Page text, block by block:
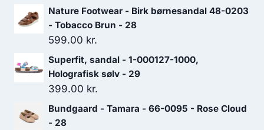
899.00 kr..
oprindelige
pris
699.00 kr..
aktuelle
489.30 kr..
Nature Footwear - Birk børnesandal 48-0203
- Tobacco Brun - 28
599.00 kr.
Superfit, sandal - 1-000127-1000,
Holografisk sølv - 29
399.00 kr.
Bundgaard - Tamara - 66-0095 - Rose Cloud
- 28